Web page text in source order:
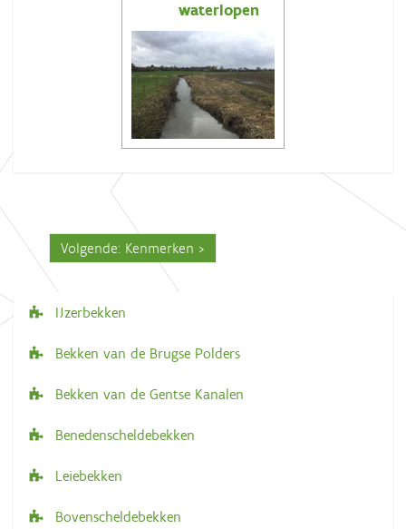
waterlopen
Volgende: Kenmerken
N
a
i
g
t
IJzerbekken
Bekken van de Brugse Polders
Bekken van de Gentse Kanalen
Benedenscheldebekken
Leiebekken
Bovenscheldebekken